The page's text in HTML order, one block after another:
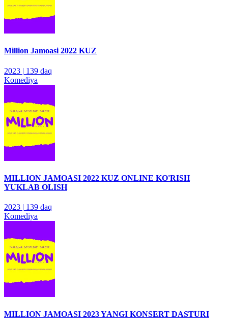
Million Jamoasi 2022 KUZ
2023 | 139 daq
Komediya
MILLION JAMOASI 2022 KUZ ONLINE KO'RISH
YUKLAB OLISH
2023 | 139 daq
Komediya
MILLION JAMOASI 2023 YANGI KONSERT DASTURI